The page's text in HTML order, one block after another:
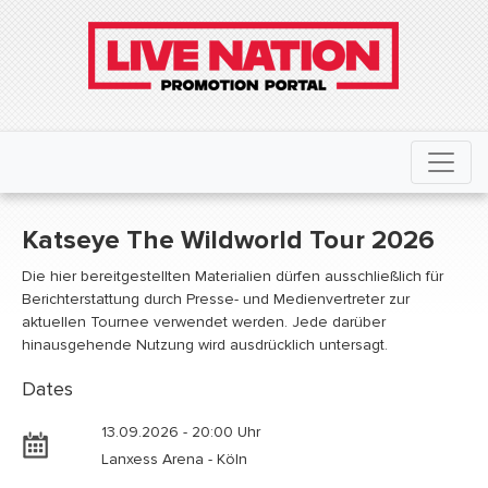
Katseye The Wildworld Tour 2026
Die hier bereitgestellten Materialien dürfen ausschließlich für
Berichterstattung durch Presse- und Medienvertreter zur
aktuellen Tournee verwendet werden. Jede darüber
hinausgehende Nutzung wird ausdrücklich untersagt.
Dates
13.09.2026 - 20:00 Uhr
Lanxess Arena - Köln